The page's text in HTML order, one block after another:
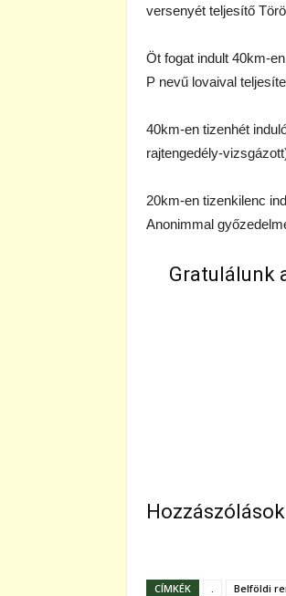
versenyét teljesítő
Öt fogat indult 40km-
P nevű lovaival
40km-en tizenhét
rajtengedély-
20km-en tizenkilenc
Anonimmal
Gratulálunk
Hozzászólások
CÍMKÉK . Belföldi